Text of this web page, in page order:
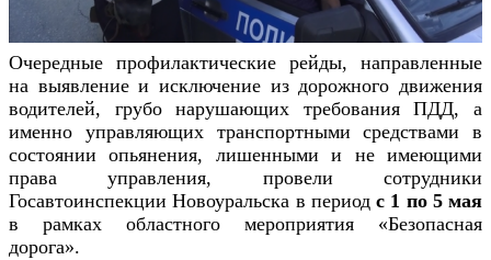
Очередные профилактические рейды, направленные
на выявление и исключение из дорожного движения
водителей, грубо нарушающих требования ПДД, а
именно управляющих транспортными средствами в
состоянии опьянения, лишенными и не имеющими
права управления, провели сотрудники
Госавтоинспекции Новоуральска в период с 1 по 5 мая
в рамках областного мероприятия «Безопасная
дорога».